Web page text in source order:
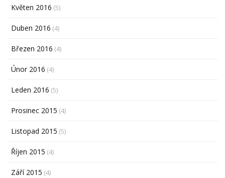
Květen 2016 (5)
Duben 2016 (4)
Březen 2016 (4)
Únor 2016 (4)
Leden 2016 (5)
Prosinec 2015 (4)
Listopad 2015 (5)
Říjen 2015 (4)
Září 2015 (4)